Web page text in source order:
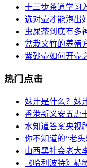
十三步茶道学习
选对壶才能泡出
虫屎茶到底有多
盆栽文竹的养殖
紫砂壶如何开壶
热门点击
妹汁是什么？妹
香港新义安五虎
水知道答案央视
你不知道的“老
山西黑社会老大
《哈利波特》赫